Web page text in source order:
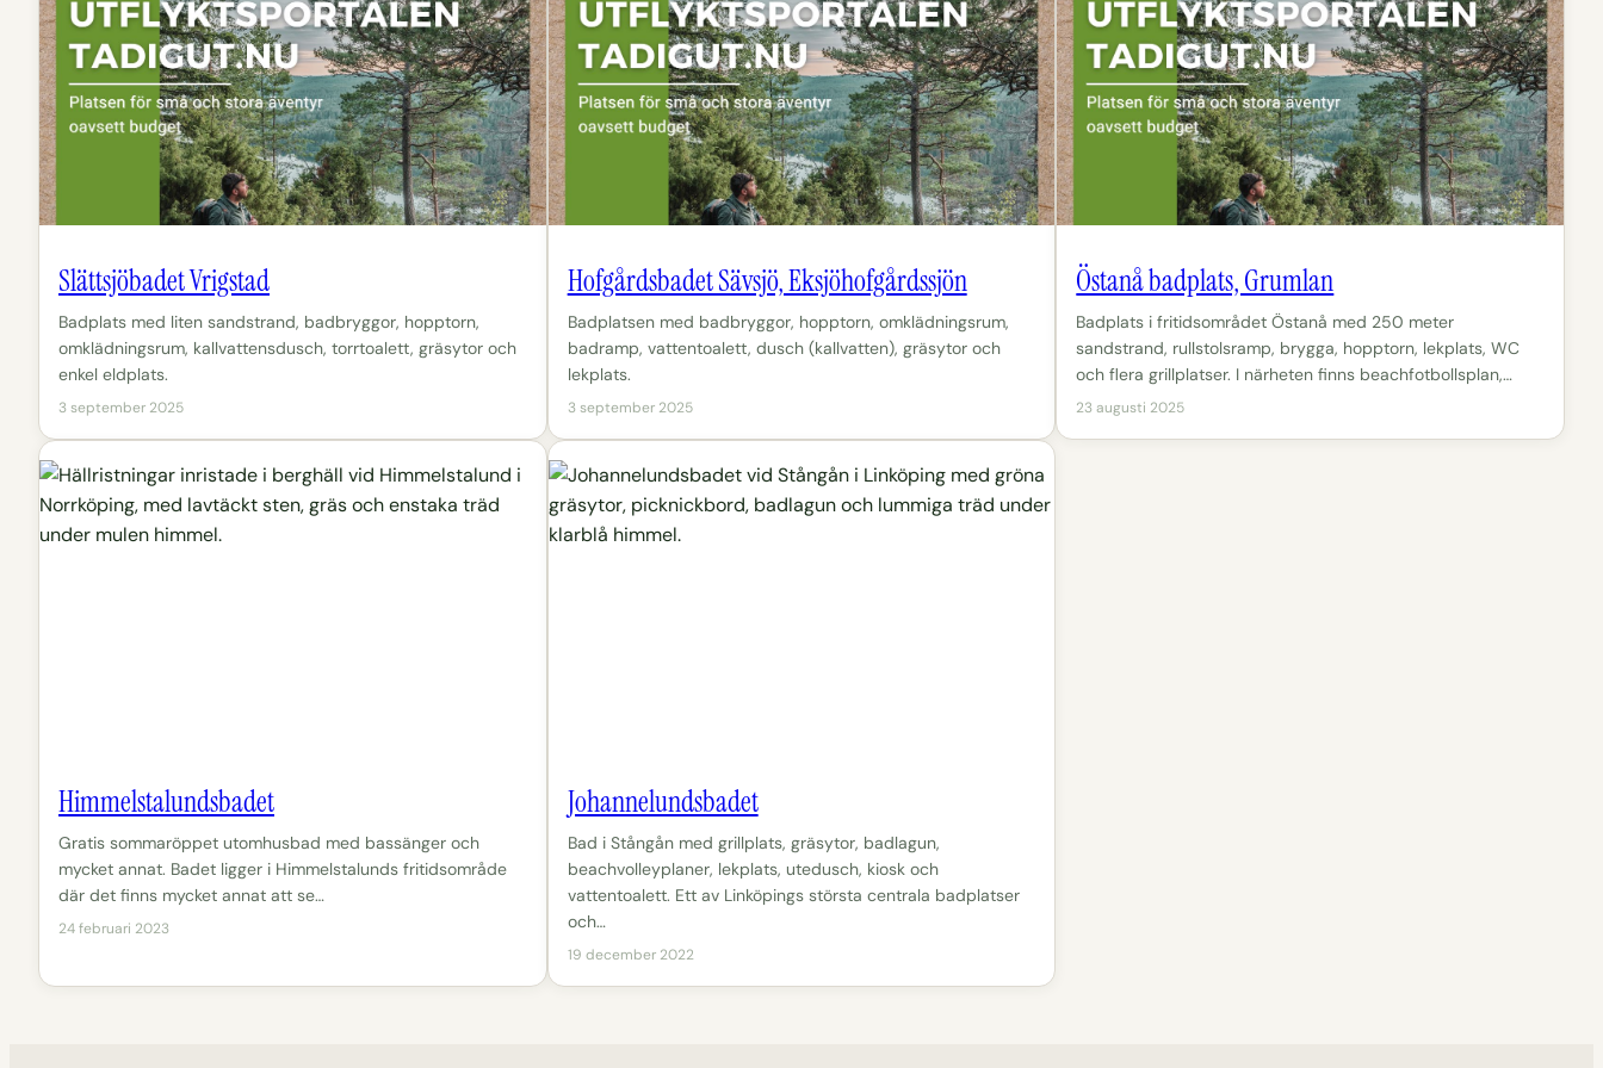
Slättsjöbadet Vrigstad
Badplats med liten sandstrand, badbryggor, hopptorn,
omklädningsrum, kallvattensdusch, torrtoalett, gräsytor och
enkel eldplats.
3 september 2025
Hofgårdsbadet Sävsjö, Eksjöhofgårdssjön
Badplatsen med badbryggor, hopptorn, omklädningsrum,
badramp, vattentoalett, dusch (kallvatten), gräsytor och
lekplats.
3 september 2025
Östanå badplats, Grumlan
Badplats i fritidsområdet Östanå med 250 meter
sandstrand, rullstolsramp, brygga, hopptorn, lekplats, WC
och flera grillplatser. I närheten finns beachfotbollsplan,…
23 augusti 2025
Himmelstalundsbadet
Gratis sommaröppet utomhusbad med bassänger och
mycket annat. Badet ligger i Himmelstalunds fritidsområde
där det finns mycket annat att se…
24 februari 2023
Johannelundsbadet
Bad i Stångån med grillplats, gräsytor, badlagun,
beachvolleyplaner, lekplats, utedusch, kiosk och
vattentoalett. Ett av Linköpings största centrala badplatser
och…
19 december 2022